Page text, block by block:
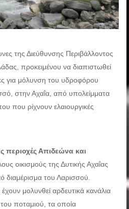
της Διεύθυνσης Περιβάλλοντος
προκειμένου να διαπιστωθεί
για μόλυνση του υδροφόρου
στην Αχαΐα, από υπολείμματα
που ρίχνουν ελαιουργικές
περιοχές Απιδεώνα και
οικισμούς της Δυτικής Αχαΐας
διαμέρισμα του Λαρισσού.
μολυνθεί αρδευτικά κανάλια
ποταμιού, τα οποία